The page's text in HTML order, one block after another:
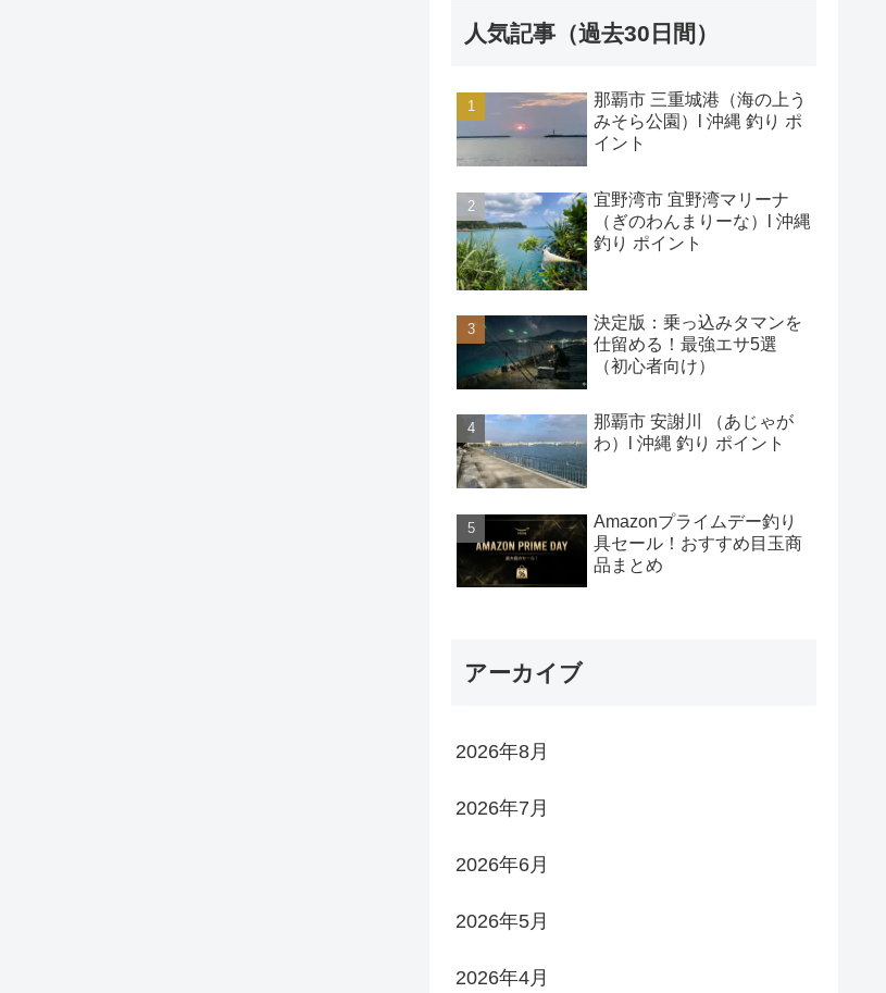
人気記事（過去30日間）
那覇市 三重城港（海の上う
みそら公園）l 沖縄 釣り ポ
イント
宜野湾市 宜野湾マリーナ
（ぎのわんまりーな）l 沖縄
釣り ポイント
決定版：乗っ込みタマンを
仕留める！最強エサ5選
（初心者向け）
那覇市 安謝川 （あじゃが
わ）l 沖縄 釣り ポイント
Amazonプライムデー釣り
具セール！おすすめ目玉商
品まとめ
アーカイブ
2026年8月
2026年7月
2026年6月
2026年5月
2026年4月